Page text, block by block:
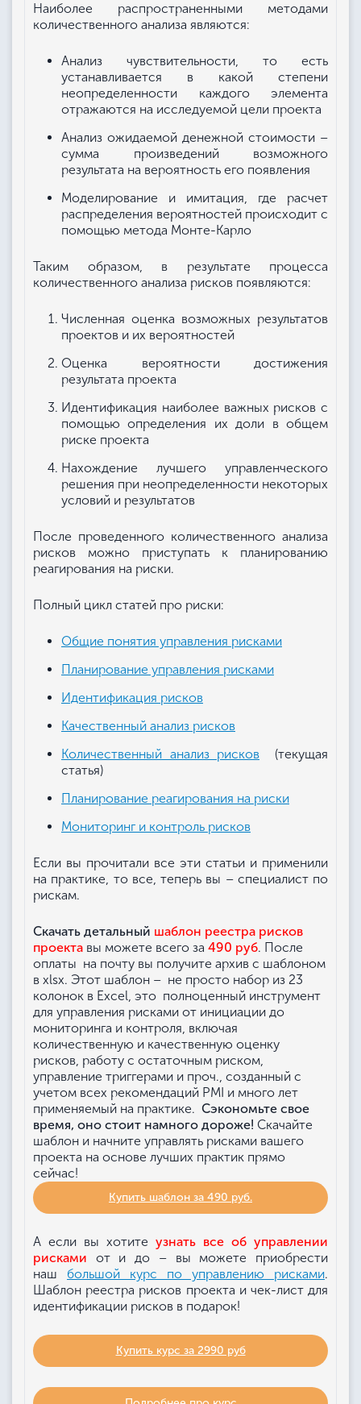
Наиболее распространенными методами
количественного анализа являются:
Анализ чувствительности, то есть
устанавливается в какой степени
неопределенности каждого элемента
отражаются на исследуемой цели проекта
Анализ ожидаемой денежной стоимости –
сумма произведений возможного
результата на вероятность его появления
Моделирование и имитация, где расчет
распределения вероятностей происходит с
помощью метода Монте-Карло
Таким образом, в результате процесса
количественного анализа рисков появляются:
Численная оценка возможных результатов
проектов и их вероятностей
Оценка вероятности достижения
результата проекта
Идентификация наиболее важных рисков с
помощью определения их доли в общем
риске проекта
Нахождение лучшего управленческого
решения при неопределенности некоторых
условий и результатов
После проведенного количественного анализа
рисков можно приступать к планированию
реагирования на риски.
Полный цикл статей про риски:
Общие понятия управления рисками
Планирование управления рисками
Идентификация рисков
Качественный анализ рисков
Количественный анализ рисков (текущая
статья)
Планирование реагирования на риски
Мониторинг и контроль рисков
Если вы прочитали все эти статьи и применили
на практике, то все, теперь вы – специалист по
рискам.
Cкачать детальный шаблон реестра рисков
проекта вы можете всего за 490 руб. После
оплаты на почту вы получите архив с шаблоном
в xlsx. Этот шаблон – не просто набор из 23
колонок в Excel, это полноценный инструмент
для управления рисками от инициации до
мониторинга и контроля, включая
количественную и качественную оценку
рисков, работу с остаточным риском,
управление триггерами и проч., созданный с
учетом всех рекомендаций PMI и много лет
применяемый на практике. Сэкономьте свое
время, оно стоит намного дороже! Скачайте
шаблон и начните управлять рисками вашего
проекта на основе лучших практик прямо
сейчас!
Купить шаблон за 490 руб.
А если вы хотите узнать все об управлении
рисками от и до – вы можете приобрести
наш большой курс по управлению рисками.
Шаблон реестра рисков проекта и чек-лист для
идентификации рисков в подарок!
Купить курс за 2990 руб